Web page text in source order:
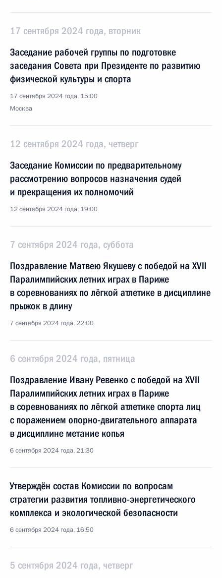
17 сентября 2024 года, вторник
Заседание рабочей группы по подготовке
заседания Совета при Президенте по развитию
физической культуры и спорта
17 сентября 2024 года, 15:00
Москва
12 сентября 2024 года, четверг
Заседание Комиссии по предварительному
рассмотрению вопросов назначения судей
и прекращения их полномочий
12 сентября 2024 года, 19:00
7 сентября 2024 года, суббота
Поздравление Матвею Якушеву с победой на XVII
Паралимпийских летних играх в Париже
в соревнованиях по лёгкой атлетике в дисциплине
прыжок в длину
7 сентября 2024 года, 22:00
6 сентября 2024 года, пятница
Поздравление Ивану Ревенко с победой на XVII
Паралимпийских летних играх в Париже
в соревнованиях по лёгкой атлетике спорта лиц
с поражением опорно-двигательного аппарата
в дисциплине метание копья
6 сентября 2024 года, 21:30
Утверждён состав Комиссии по вопросам
стратегии развития топливно-энергетического
комплекса и экологической безопасности
6 сентября 2024 года, 16:50
5 сентября 2024 года, четверг